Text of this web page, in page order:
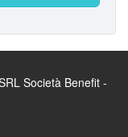
Società Benefit -